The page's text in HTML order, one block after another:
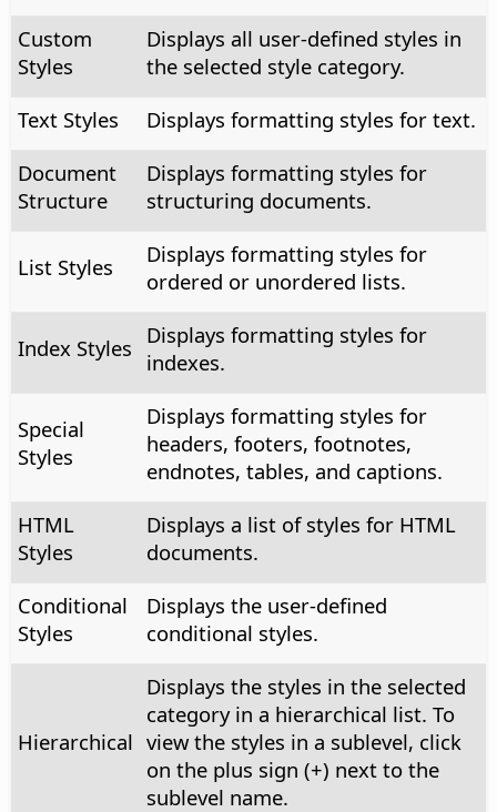
Custom
Styles
Displays all user-defined styles in
the selected style category.
Text Styles
Displays formatting styles for text.
Document
Structure
Displays formatting styles for
structuring documents.
List Styles
Displays formatting styles for
ordered or unordered lists.
Index Styles Displays formatting styles for
indexes.
Special
Styles
Displays formatting styles for
headers, footers, footnotes,
endnotes, tables, and captions.
HTML
Styles
Displays a list of styles for HTML
documents.
Conditional
Styles
Displays the user-defined
conditional styles.
Hierarchical
Displays the styles in the selected
category in a hierarchical list. To
view the styles in a sublevel, click
on the plus sign (+) next to the
sublevel name.